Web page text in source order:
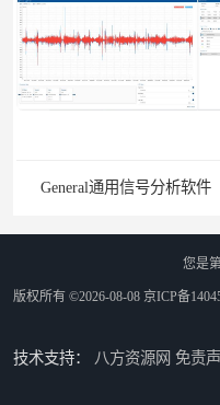
General通用信号分析软件
您是
版权所有 ©2026-08-08 京ICP备
技术支持： 八方资源网 免责